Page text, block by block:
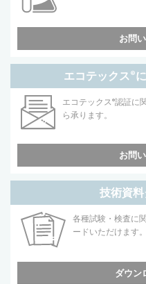
お問
エコテックス®
エコテックス®認証に
ら承ります。
お問
技術資
各種試験・検査に
ードいただけます。
ダウン